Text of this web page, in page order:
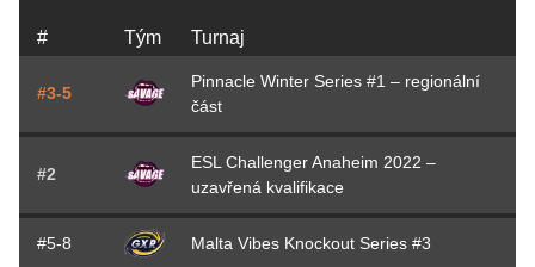
# Tým Turnaj
#3-5
Pinnacle Winter Series #1 – regionální
část
#2
ESL Challenger Anaheim 2022 –
uzavřená kvalifikace
#5-8 Malta Vibes Knockout Series #3